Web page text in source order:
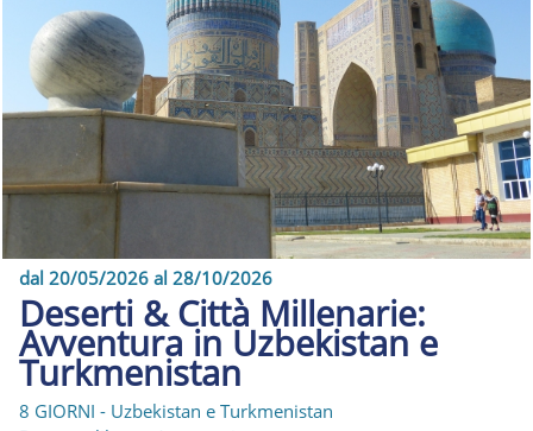
dal 20/05/2026 al 28/10/2026
Deserti & Città Millenarie:
Avventura in Uzbekistan e
Turkmenistan
8 GIORNI - Uzbekistan e Turkmenistan